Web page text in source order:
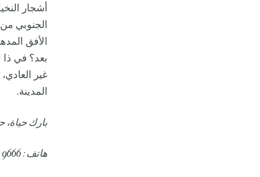
أشجار
الجنوبي
الأفق
بعد؟ في ذا
غير
المدينة.
بارك حياة،
هاتف: 9666 263 12 966 +